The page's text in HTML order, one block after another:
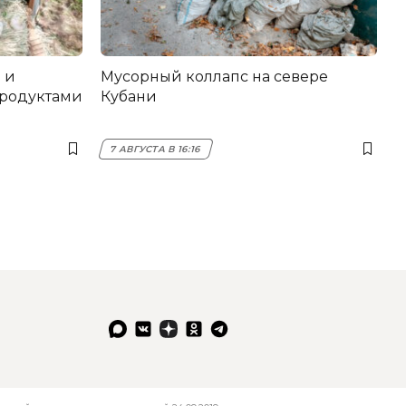
и
Мусорный коллапс на севере
Кубани
7 АВГУСТА В 16:16